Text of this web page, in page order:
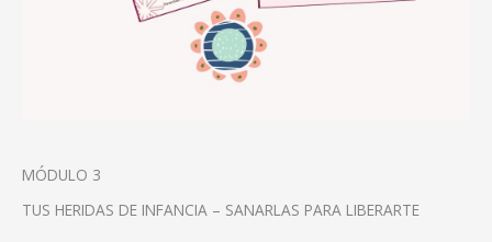
MÓDULO 3
TUS HERIDAS DE INFANCIA – SANARLAS PARA LIBERARTE